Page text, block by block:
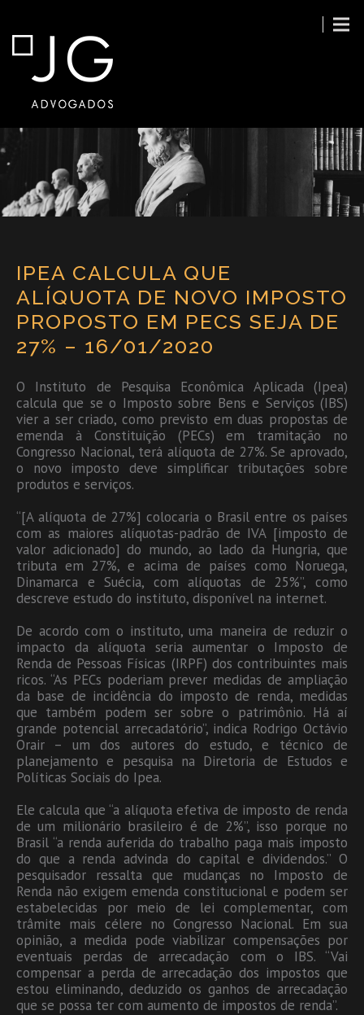
IPEA CALCULA QUE
ALÍQUOTA DE NOVO IMPOSTO
PROPOSTO EM PECS SEJA DE
27% – 16/01/2020
O Instituto de Pesquisa Econômica Aplicada (Ipea)
calcula que se o Imposto sobre Bens e Serviços (IBS)
vier a ser criado, como previsto em duas propostas de
emenda à Constituição (PECs) em tramitação no
Congresso Nacional, terá alíquota de 27%. Se aprovado,
o novo imposto deve simplificar tributações sobre
produtos e serviços.
“[A alíquota de 27%] colocaria o Brasil entre os países
com as maiores alíquotas-padrão de IVA [imposto de
valor adicionado] do mundo, ao lado da Hungria, que
tributa em 27%, e acima de países como Noruega,
Dinamarca e Suécia, com alíquotas de 25%”, como
descreve estudo do instituto, disponível na internet.
De acordo com o instituto, uma maneira de reduzir o
impacto da alíquota seria aumentar o Imposto de
Renda de Pessoas Físicas (IRPF) dos contribuintes mais
ricos. “As PECs poderiam prever medidas de ampliação
da base de incidência do imposto de renda, medidas
que também podem ser sobre o patrimônio. Há aí
grande potencial arrecadatório”, indica Rodrigo Octávio
Orair – um dos autores do estudo, e técnico de
planejamento e pesquisa na Diretoria de Estudos e
Políticas Sociais do Ipea.
Ele calcula que “a alíquota efetiva de imposto de renda
de um milionário brasileiro é de 2%”, isso porque no
Brasil “a renda auferida do trabalho paga mais imposto
do que a renda advinda do capital e dividendos.” O
pesquisador ressalta que mudanças no Imposto de
Renda não exigem emenda constitucional e podem ser
estabelecidas por meio de lei complementar, com
trâmite mais célere no Congresso Nacional. Em sua
opinião, a medida pode viabilizar compensações por
eventuais perdas de arrecadação com o IBS. “Vai
compensar a perda de arrecadação dos impostos que
estou eliminando, deduzido os ganhos de arrecadação
que se possa ter com aumento de impostos de renda”.